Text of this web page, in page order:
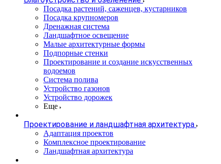
Посадка растений, саженцев, кустарников
Посадка крупномеров
Дренажная система
Ландшафтное освещение
Малые архитектурные формы
Подпорные стенки
Проектирование и создание искусственных
водоемов
Система полива
Устройство газонов
Устройство дорожек
Еще
Проектирование и ландшафтная архитектура
Адаптация проектов
Комплексное проектирование
Ландшафтная архитектура